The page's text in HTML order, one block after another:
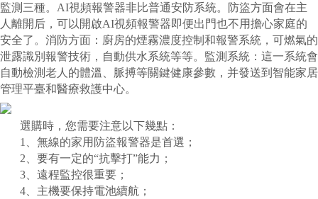
監測三種。AI視頻報警器非比普通安防系統。防盜方面會在主
人離開后，可以開啟AI視頻報警器即便出門也不用擔心家庭的
安全了。消防方面：廚房的煙霧濃度控制和報警系統，可燃氣的
泄露識別報警技術，自動供水系統等等。監測系統：這一系統會
自動檢測老人的體溫、脈搏等關鍵健康參數，并發送到智能家居
管理平臺和醫療救護中心。
選購時，您需要注意以下幾點：
1、無線的家用防盜報警器是首選；
2、要有一定的“抗擊打”能力；
3、遠程監控很重要；
4、主機要保持電池續航；